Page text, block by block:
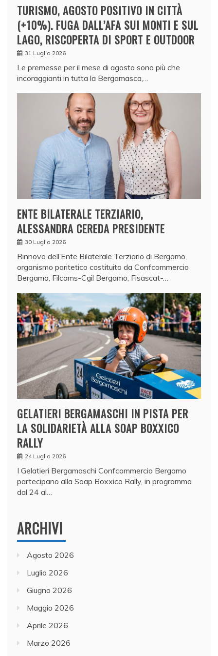
TURISMO, AGOSTO POSITIVO IN CITTÀ
(+10%). FUGA DALL’AFA SUI MONTI E SUL
LAGO, RISCOPERTA DI SPORT E OUTDOOR
31 Luglio 2026
Le premesse per il mese di agosto sono più che
incoraggianti in tutta la Bergamasca,…
ENTE BILATERALE TERZIARIO,
ALESSANDRA CEREDA PRESIDENTE
30 Luglio 2026
Rinnovo dell’Ente Bilaterale Terziario di Bergamo,
organismo paritetico costituito da Confcommercio
Bergamo, Filcams-Cgil Bergamo, Fisascat-…
GELATIERI BERGAMASCHI IN PISTA PER
LA SOLIDARIETÀ ALLA SOAP BOXXICO
RALLY
24 Luglio 2026
I Gelatieri Bergamaschi Confcommercio Bergamo
partecipano alla Soap Boxxico Rally, in programma
dal 24 al…
ARCHIVI
Agosto 2026
Luglio 2026
Giugno 2026
Maggio 2026
Aprile 2026
Marzo 2026